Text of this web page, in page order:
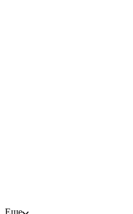
Еще